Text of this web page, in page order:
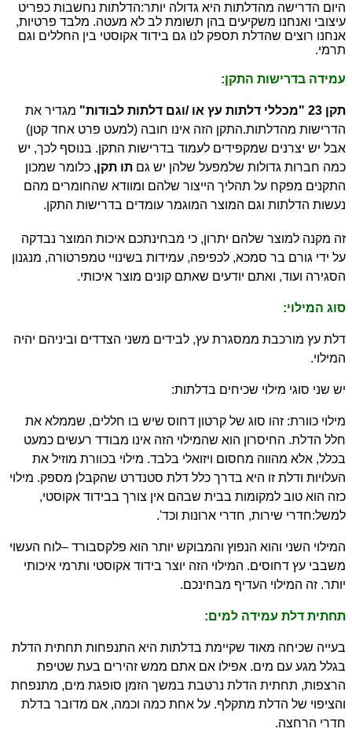
היום הדרישה מהדלתות היא גדולה יותר:הדלתות נחשבות כפריט
עיצובי ואנחנו משקיעים בהן תשומת לב לא מעטה. מלבד פרטיות,
אנחנו רוצים שהדלת תספק לנו גם בידוד אקוסטי בין החללים וגם
תרמי.
עמידה בדרישות התקן:
תקן 23 "מכללי דלתות עץ או /וגם דלתות לבודות"
מגדיר את
הדרישות מהדלתות.התקן הזה אינו חובה (למעט פרט אחד קטן)
אבל יש יצרנים שמקפידים לעמוד בדרישות התקן. בנוסף לכך, יש
כמה חברות גדולות שלמפעל שלהן יש גם תו תקן, כלומר שמכון
התקנים מפקח על תהליך הייצור שלהם ומוודא שהחומרים מהם
נעשות הדלתות וגם המוצר המוגמר עומדים בדרישות התקן.
זה מקנה למוצר שלהם יתרון, כי מבחינתכם איכות המוצר נבדקה
על ידי גורם בר סמכא, לכפיפה, עמידות בשינויי טמפרטורה, מנגנון
הסגירה ועוד, ואתם יודעים שאתם קונים מוצר איכותי.
סוג המילוי:
דלת עץ מורכבת ממסגרת עץ, לבידים משני הצדדים וביניהם יהיה
המילוי.
יש שני סוגי מילוי שכיחים בדלתות:
מילוי כוורת: זהו סוג של קרטון דחוס שיש בו חללים, שממלא את
חלל הדלת. החיסרון הוא שהמילוי הזה אינו מבודד רעשים כמעט
בכלל, אלא מהווה מחסום ויזואלי בלבד. מילוי בכוורת מוזיל את
העלויות ודלת זו היא בדרך כלל דלת סטנדרט שהקבלן מספק. מילוי
כזה הוא טוב למקומות בבית שבהם אין צורך בבידוד אקוסטי,
למשל:חדרי שירות, חדרי ארונות וכד'.
המילוי השני והוא הנפוץ והמבוקש יותר הוא פלקסבורד –לוח העשוי
משבבי עץ דחוסים. המילוי הזה יוצר בידוד אקוסטי ותרמי איכותי
יותר. זה המילוי העדיף מבחינכם.
תחתית דלת עמידה למים:
בעייה שכיחה מאוד שקיימת בדלתות היא התנפחות תחתית הדלת
בגלל מגע עם מים. אפילו אם אתם ממש זהירים בעת שטיפת
הרצפות, תחתית הדלת נרטבת במשך הזמן סופגת מים, מתנפחת
והציפוי של הדלת מתקלף. על אחת כמה וכמה, אם מדובר בדלת
חדרי הרחצה.